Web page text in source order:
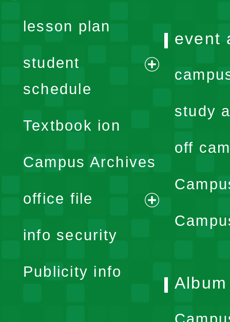
lesson plan
student
schedule
expand
menu
Textbook ion
Campus Archives
office file
expand
info security
Publicity info
event
study
off
Album